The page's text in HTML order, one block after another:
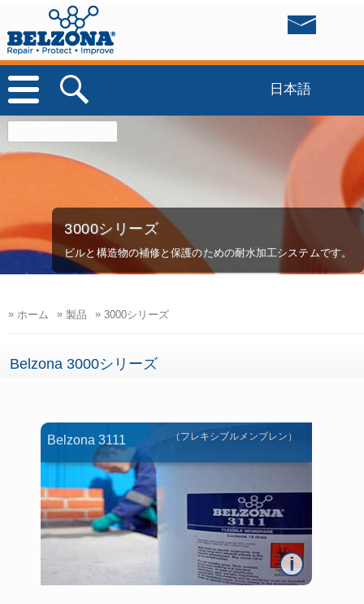
日本語
3000シリーズ
ビルと構造物の補修と保護のための耐水加工システムです。
» ホーム » 製品 » 3000シリーズ
Belzona 3000シリーズ
Belzona 3111
i
（フレキシブルメンブレン）